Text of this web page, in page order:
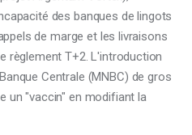
des banques de lingots
de marge et les livraisons
règlement T+2. L'introduction
Centrale (MNBC) de gros
un "vaccin" en modifiant la